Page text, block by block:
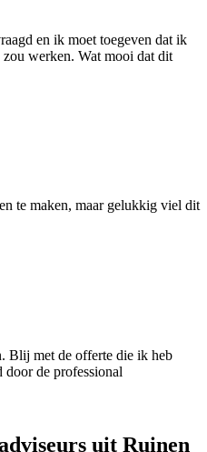
en ik moet toegeven dat ik
werken. Wat mooi dat dit
te maken, maar gelukkig viel dit
Blij met de offerte die ik heb
de professional
uit Ruinen